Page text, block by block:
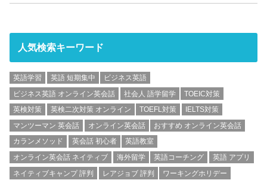
人気検索キーワード
英語学習 英語 短期集中
ビジネス英語
ビジネス英語 オンライン英会話
社会人 語学留学
TOEIC対策
英検対策
英検二次対策 オンライン TOEFL対策
IELTS対策
マンツーマン 英会話
オンライン英会話
おすすめ オンライン英会話
カランメソッド
英会話 初心者
英語教室
オンライン英会話 ネイティブ
海外留学 英語コーチング
英語 アプリ
ネイティブキャンプ 評判
レアジョブ 評判 ワーキングホリデー